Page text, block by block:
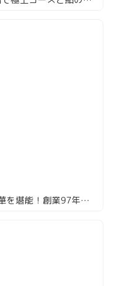
横浜中華街で昭和レトロな絶品中華を堪能！創業97年の老舗「一楽」へ